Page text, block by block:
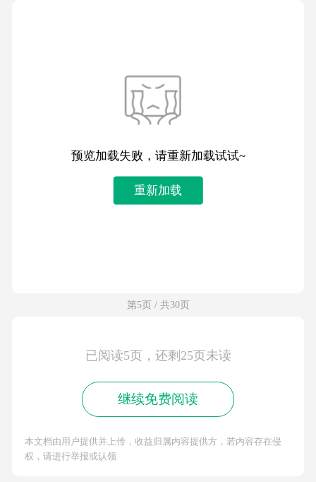
预览加载失败，请重新加载试试~
重新加载
第5页 / 共30页
已阅读5页，还剩25页未读
继续免费阅读
本文档由用户提供并上传，收益归属内容提供方，若内容存在侵
权，请进行举报或认领